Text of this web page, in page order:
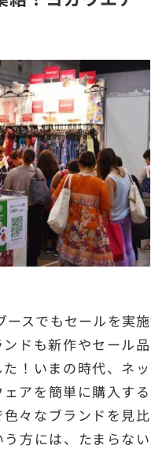
ースでもセールを実施
ドも新作やセール品
！いまの時代、ネッ
アを簡単に購入する
々なブランドを見比
方には、たまらない